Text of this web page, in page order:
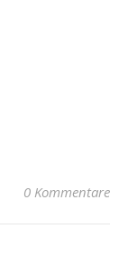
0 Kommentare